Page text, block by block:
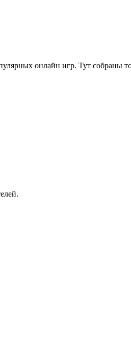
онлайн игр. Тут собраны